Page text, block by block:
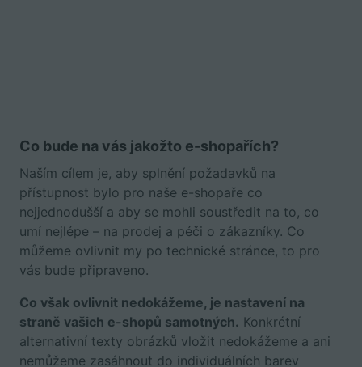
Co bude na vás jakožto e-shopařích?
Naším cílem je, aby splnění požadavků na
přístupnost bylo pro naše e-shopaře co
nejjednodušší a aby se mohli soustředit na to, co
umí nejlépe – na prodej a péči o zákazníky. Co
můžeme ovlivnit my po technické stránce, to pro
vás bude připraveno.
Co však ovlivnit nedokážeme, je nastavení na
straně vašich e-shopů samotných. Konkrétní
alternativní texty obrázků vložit nedokážeme a ani
nemůžeme zasáhnout do individuálních barev